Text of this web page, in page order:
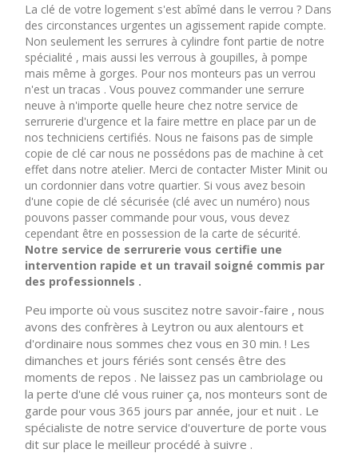
La clé de votre logement s'est abîmé dans le verrou ? Dans
des circonstances urgentes un agissement rapide compte.
Non seulement les serrures à cylindre font partie de notre
spécialité , mais aussi les verrous à goupilles, à pompe
mais même à gorges. Pour nos monteurs pas un verrou
n'est un tracas . Vous pouvez commander une serrure
neuve à n'importe quelle heure chez notre service de
serrurerie d'urgence et la faire mettre en place par un de
nos techniciens certifiés. Nous ne faisons pas de simple
copie de clé car nous ne possédons pas de machine à cet
effet dans notre atelier. Merci de contacter Mister Minit ou
un cordonnier dans votre quartier. Si vous avez besoin
d'une copie de clé sécurisée (clé avec un numéro) nous
pouvons passer commande pour vous, vous devez
cependant être en possession de la carte de sécurité.
Notre service de serrurerie vous certifie une
intervention rapide et un travail soigné commis par
des professionnels .
Peu importe où vous suscitez notre savoir-faire , nous
avons des confrères à Leytron ou aux alentours et
d'ordinaire nous sommes chez vous en 30 min. ! Les
dimanches et jours fériés sont censés être des
moments de repos . Ne laissez pas un cambriolage ou
la perte d'une clé vous ruiner ça, nos monteurs sont de
garde pour vous 365 jours par année, jour et nuit . Le
spécialiste de notre service d'ouverture de porte vous
dit sur place le meilleur procédé à suivre .